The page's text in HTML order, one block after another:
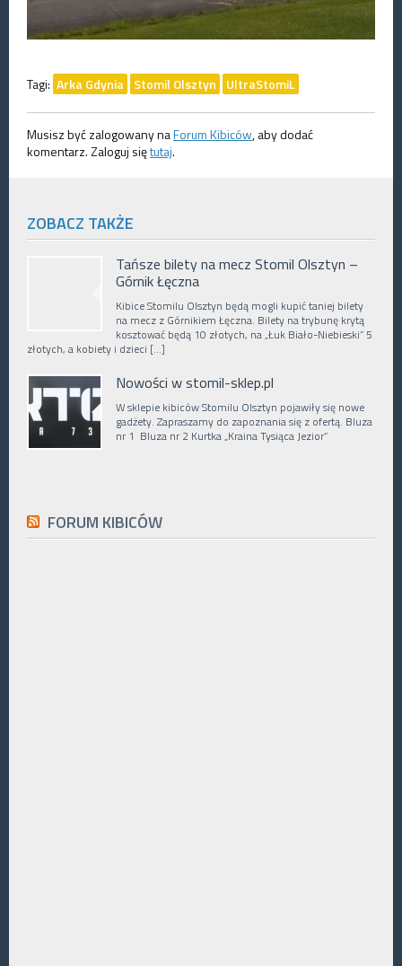
Tagi: Arka Gdynia Stomil Olsztyn UltraStomiL
Musisz być zalogowany naForum Kibiców, aby dodać
komentarz. Zaloguj siętutaj.
ZOBACZ TAKŻE
Tańsze bilety na mecz Stomil Olsztyn –
Górnik Łęczna
Kibice Stomilu Olsztyn będą mogli kupić taniej bilety
na mecz z Górnikiem Łęczna. Bilety na trybunę krytą
kosztować będą 10 złotych, na „Łuk Biało-Niebieski” 5
złotych, a kobiety i dzieci […]
Nowości w stomil-sklep.pl
W sklepie kibiców Stomilu Olsztyn pojawiły się nowe
gadżety. Zapraszamy do zapoznania się z ofertą. Bluza
nr 1 Bluza nr 2 Kurtka „Kraina Tysiąca Jezior”
FORUM KIBICÓW